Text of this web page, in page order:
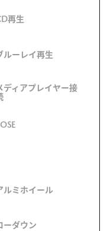
再生
ルーレイ再生
ディアプレイヤー接
ルミホイール
ーダウン